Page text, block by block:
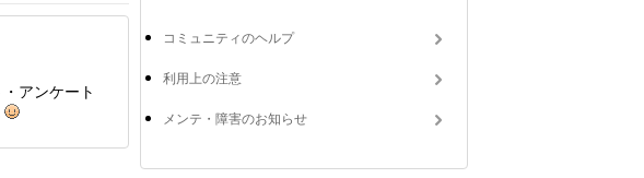
アンケート
コミュニティのヘルプ
利用上の注意
メンテ・障害のお知らせ